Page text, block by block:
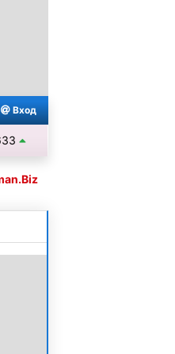
Вход